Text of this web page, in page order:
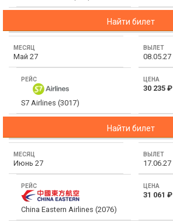
Найти билет
Май 27 08.05.27
S7 Airlines (3017)
30 235 ₽
Найти билет
Июнь 27 17.06.27
China Eastern Airlines (2076)
31 061 ₽